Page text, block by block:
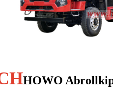
HOWO